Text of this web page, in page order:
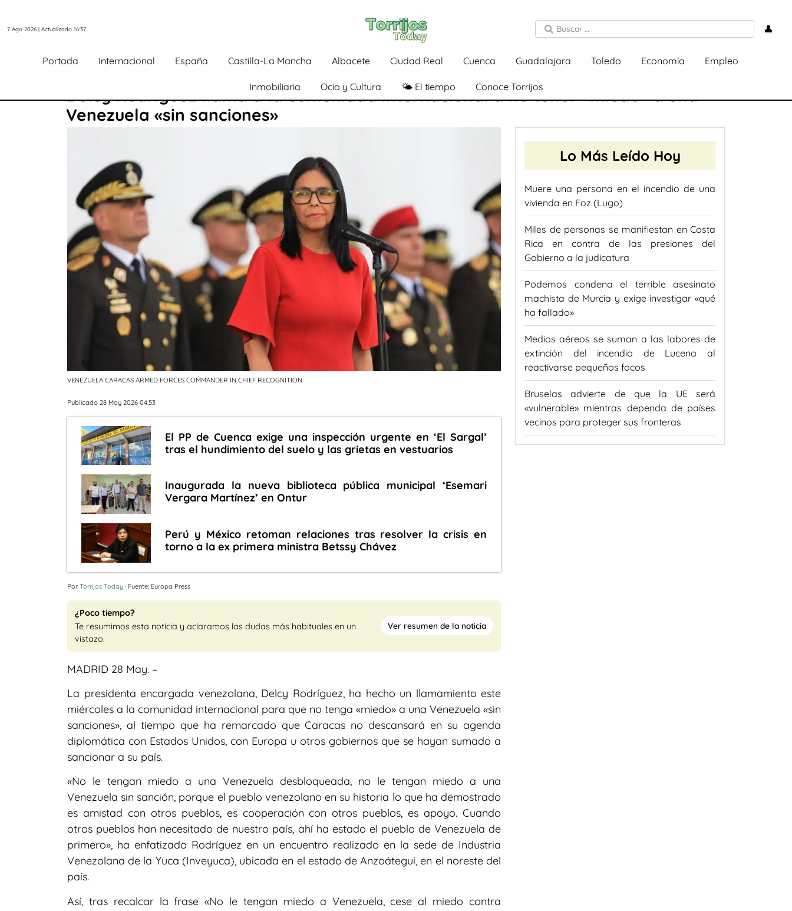
7 Ago 2026 | Actualizado 16:37 👤
Portada Internacional España Castilla-La Mancha Albacete Ciudad Real Cuenca Guadalajara Toledo Economía Empleo
Inmobiliaria Ocio y Cultura 🌤️ El tiempo Conoce Torrijos
Delcy Rodríguez llama a la comunidad internacional a no tener «miedo» a una
Venezuela «sin sanciones»
VENEZUELA CARACAS ARMED FORCES COMMANDER IN CHIEF RECOGNITION
Publicado 28 May 2026 04:53
El PP de Cuenca exige una inspección urgente en ‘El Sargal’
tras el hundimiento del suelo y las grietas en vestuarios
Inaugurada la nueva biblioteca pública municipal ‘Esemari
Vergara Martínez’ en Ontur
Perú y México retoman relaciones tras resolver la crisis en
torno a la ex primera ministra Betssy Chávez
Por Torrijos Today · Fuente: Europa Press
¿Poco tiempo?
Te resumimos esta noticia y aclaramos las dudas más habituales en un
vistazo.
Ver resumen de la noticia
MADRID 28 May. –
La presidenta encargada venezolana, Delcy Rodríguez, ha hecho un llamamiento este
miércoles a la comunidad internacional para que no tenga «miedo» a una Venezuela «sin
sanciones», al tiempo que ha remarcado que Caracas no descansará en su agenda
diplomática con Estados Unidos, con Europa u otros gobiernos que se hayan sumado a
sancionar a su país.
«No le tengan miedo a una Venezuela desbloqueada, no le tengan miedo a una
Venezuela sin sanción, porque el pueblo venezolano en su historia lo que ha demostrado
es amistad con otros pueblos, es cooperación con otros pueblos, es apoyo. Cuando
otros pueblos han necesitado de nuestro país, ahí ha estado el pueblo de Venezuela de
primero», ha enfatizado Rodríguez en un encuentro realizado en la sede de Industria
Venezolana de la Yuca (Inveyuca), ubicada en el estado de Anzoátegui, en el noreste del
país.
Así, tras recalcar la frase «No le tengan miedo a Venezuela, cese al miedo contra
Lo Más Leído Hoy
Muere una persona en el incendio de una
vivienda en Foz (Lugo)
Miles de personas se manifiestan en Costa
Rica en contra de las presiones del
Gobierno a la judicatura
Podemos condena el terrible asesinato
machista de Murcia y exige investigar «qué
ha fallado»
Medios aéreos se suman a las labores de
extinción del incendio de Lucena al
reactivarse pequeños focos
Bruselas advierte de que la UE será
«vulnerable» mientras dependa de países
vecinos para proteger sus fronteras